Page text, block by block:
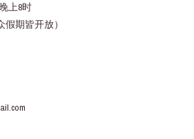
上8时
假期皆开放）